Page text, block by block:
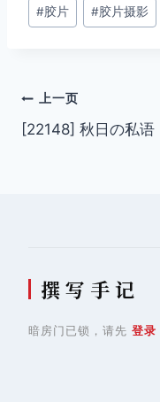
标
#胶片 #胶片摄影
文
章
上一页
[22148] 秋日の私语
撰 写 手 记
暗房门已锁，请先 登录